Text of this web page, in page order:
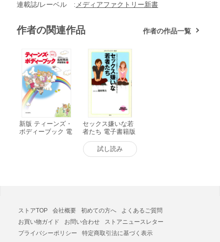
連載誌/レーベル
メディアファクトリー新書
作者の関連作品 作者の作品一覧
新版 ティーンズ・
ボディーブック 電
セックス嫌いな若
者たち 電子書籍版
試し読み
ストアTOP 会社概要 初めての方へ
よくあるご質問
お買い物ガイド
お問い合わせ
ストアニュースレター
プライバシーポリシー
特定商取引法に基づく表示